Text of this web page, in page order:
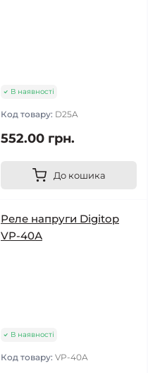
В наявності
Код товару: D25A
552.00 грн.
До кошика
Реле напруги Digitop
VP-40А
В наявності
Код товару: VP-40A